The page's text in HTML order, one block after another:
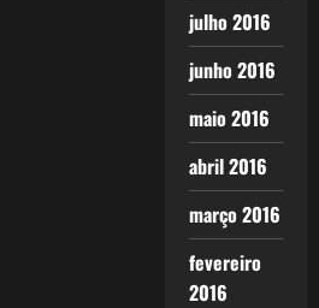
julho 2016
junho 2016
maio 2016
abril 2016
março 2016
fevereiro
2016